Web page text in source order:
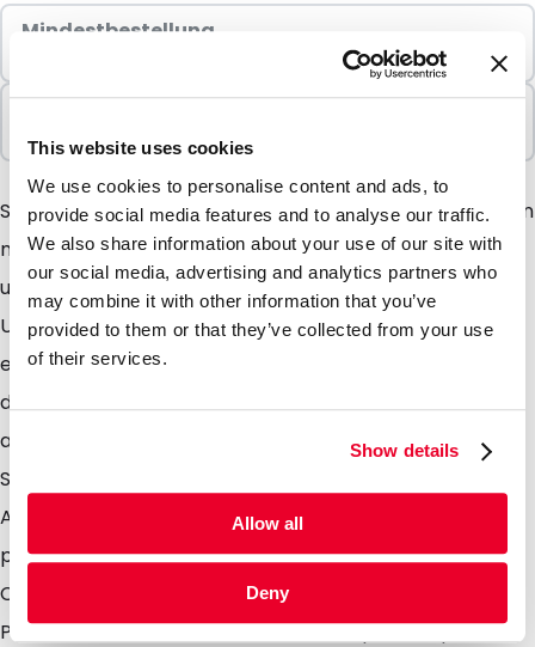
This website uses cookies
We use cookies to personalise content and ads, to
provide social media features and to analyse our traffic.
We also share information about your use of our site with
our social media, advertising and analytics partners who
may combine it with other information that you’ve
provided to them or that they’ve collected from your use
of their services.
Show details
Allow all
Deny
Mindestbestellung
100 Einheiten
Sind Sie auf der Suche nach extra stabilen Umschlägen
mit einer besonderen matten Ausstrahlung, dann sind
unsere Silkbags überaus geeignet. Diese matten
Umschläge geben Ihrer Aussendung einen
einzigartigen Charakter. Dieser wird noch verstärkt
durch die Verwendung der Neu im Sortiment
aufgenommen Farben wie z. B. silber und koblat blau.
Silkbags sind stabile Umschläge mit einer matten
Ausstrahlung. Sie sind dadurch sehr geeignet einer
promotionellen Aussendung einen besonderen
Charakter zu verleihen z. B. Mailings für kosmetische
Produkte, versenden von Probeexemplaren spezieller